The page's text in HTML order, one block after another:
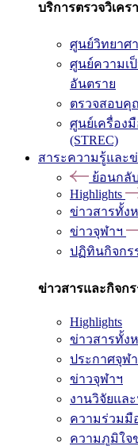
บริการตรวจวิเค
ศูนย์วิทยาศ
ศูนย์ความเ
อันตราย
ตรวจสอบคุ
ศูนย์เครื่อง
(STREC)
สาระความรู้และ
ย้อนกลับ
Highlights
ข่าวสารทั้ง
ข่าวจุฬาฯ
ปฏิทินกิจกร
ข่าวสารและกิจก
Highlights
ข่าวสารทั้ง
ประกาศจุฬ
ข่าวจุฬาฯ
งานวิจัยแล
ความร่วมมื
ความภูมิใจ